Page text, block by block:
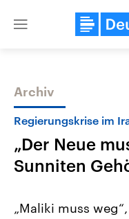
Close
Themen
Archiv
Regierungskrise im
„Der Neue
Sunniten
„Maliki muss